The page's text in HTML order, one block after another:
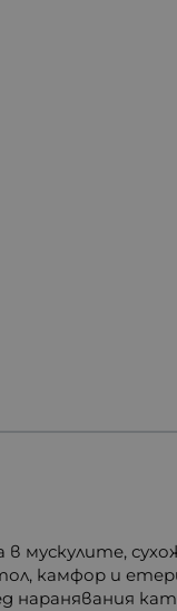
мускулите,
камфор и
наранявания